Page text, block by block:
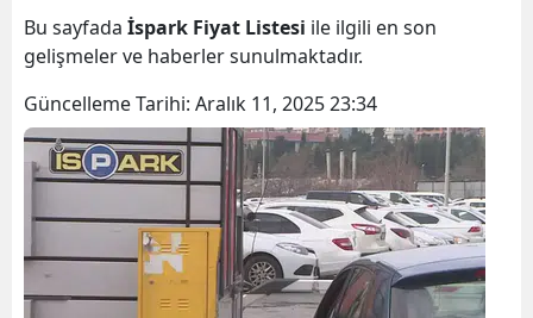
Bu sayfada İspark Fiyat Listesi ile ilgili en son
gelişmeler ve haberler sunulmaktadır.
Güncelleme Tarihi: Aralık 11, 2025 23:34